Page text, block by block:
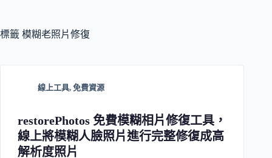
標籤 模糊老照片修復
線上工具, 免費資源
restorePhotos 免費模糊相片修復工具，
線上將模糊人臉照片進行完整修復成高
解析度照片